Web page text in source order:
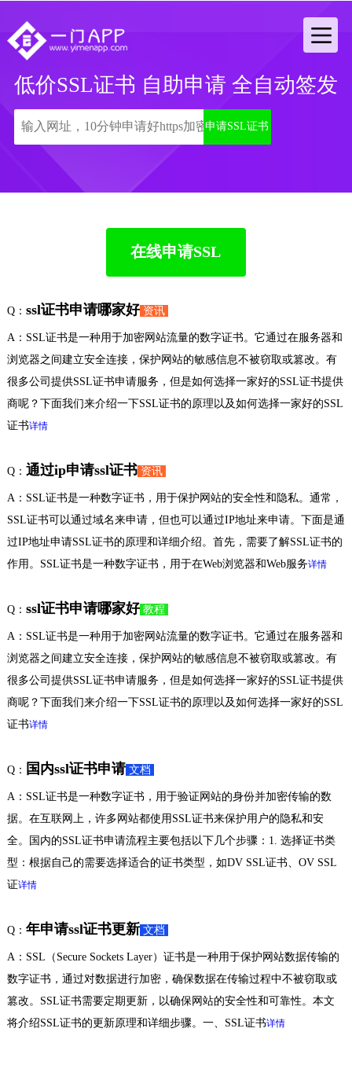
低价SSL证书 自助申请 全自动签发
申请SSL证书
在线申请SSL
Q： ssl证书申请哪家好 资讯
A：SSL证书是一种用于加密网站流量的数字证书。它通过在服务器和
浏览器之间建立安全连接，保护网站的敏感信息不被窃取或篡改。有
很多公司提供SSL证书申请服务，但是如何选择一家好的SSL证书提供
商呢？下面我们来介绍一下SSL证书的原理以及如何选择一家好的SSL
证书详情
Q： 通过ip申请ssl证书 资讯
A：SSL证书是一种数字证书，用于保护网站的安全性和隐私。通常，
SSL证书可以通过域名来申请，但也可以通过IP地址来申请。下面是通
过IP地址申请SSL证书的原理和详细介绍。首先，需要了解SSL证书的
作用。SSL证书是一种数字证书，用于在Web浏览器和Web服务详情
Q： ssl证书申请哪家好 教程
A：SSL证书是一种用于加密网站流量的数字证书。它通过在服务器和
浏览器之间建立安全连接，保护网站的敏感信息不被窃取或篡改。有
很多公司提供SSL证书申请服务，但是如何选择一家好的SSL证书提供
商呢？下面我们来介绍一下SSL证书的原理以及如何选择一家好的SSL
证书详情
Q： 国内ssl证书申请 文档
A：SSL证书是一种数字证书，用于验证网站的身份并加密传输的数
据。在互联网上，许多网站都使用SSL证书来保护用户的隐私和安
全。国内的SSL证书申请流程主要包括以下几个步骤：1. 选择证书类
型：根据自己的需要选择适合的证书类型，如DV SSL证书、OV SSL
证详情
Q： 年申请ssl证书更新 文档
A：SSL（Secure Sockets Layer）证书是一种用于保护网站数据传输的
数字证书，通过对数据进行加密，确保数据在传输过程中不被窃取或
篡改。SSL证书需要定期更新，以确保网站的安全性和可靠性。本文
将介绍SSL证书的更新原理和详细步骤。一、SSL证书详情